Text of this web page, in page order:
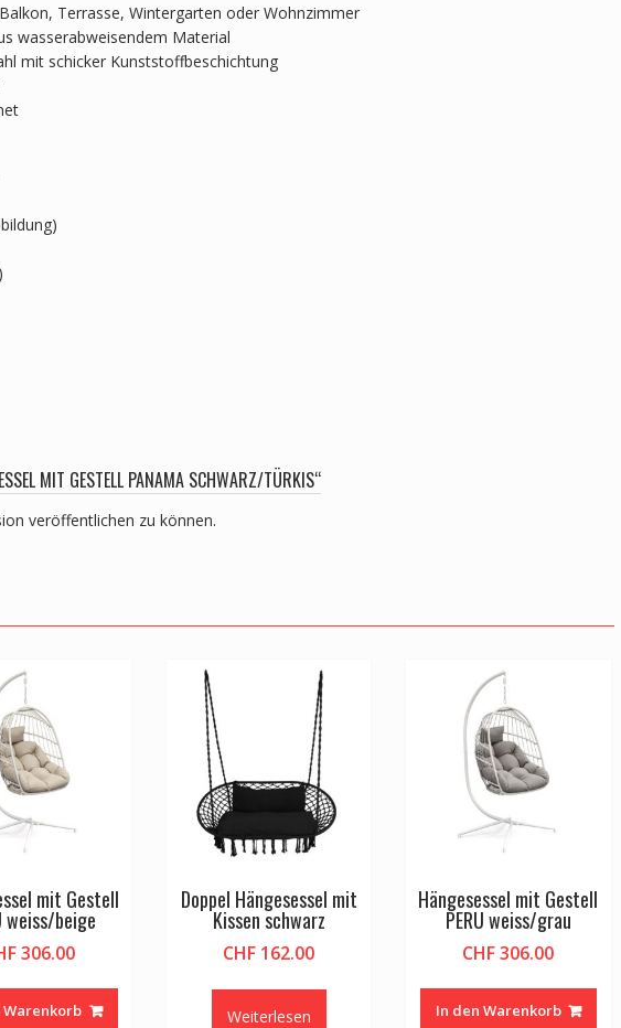
Terrasse, Wintergarten oder Wohnzimmer
wasserabweisendem Material
mit schicker Kunststoffbeschichtung
MIT GESTELL PANAMA SCHWARZ/TÜRKIS“
veröffentlichen zu können.
mit Gestell
weiss/beige
306.00
Warenkorb
Doppel Hängesessel mit
Kissen schwarz
CHF 162.00
Weiterlesen
Hängesessel mit Gestell
PERU weiss/grau
CHF306.00
In den Warenkorb